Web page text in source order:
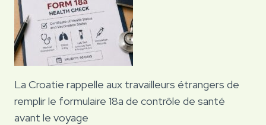
La Croatie rappelle aux travailleurs étrangers de
remplir le formulaire 18a de contrôle de santé
avant le voyage